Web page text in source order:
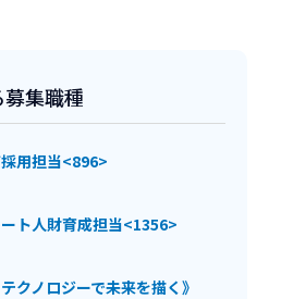
集職種
採用担当<896>
ート人財育成担当<1356>
クノロジーで未来を描く》